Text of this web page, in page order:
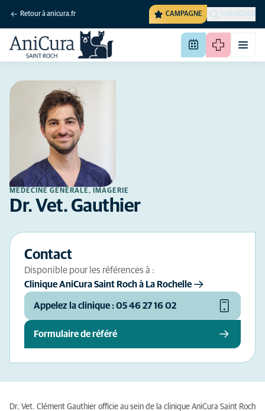
Retour à anicura.fr CAMPAGNE CHERCHER
MÉDECINE GÉNÉRALE, IMAGERIE
Dr. Vet. Gauthier
Contact
Disponible pour les références à :
Clinique AniCura Saint Roch à La Rochelle
Appelez la clinique : 05 46 27 16 02
Formulaire de référé
Dr. Vet. Clément Gauthier officie au sein de la clinique AniCura Saint Roch